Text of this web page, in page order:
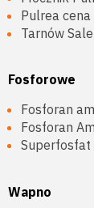
Pulrea cena
Tarnów
Fosforowe
Fosforan
Fosforan
Superfosfat
Wapno